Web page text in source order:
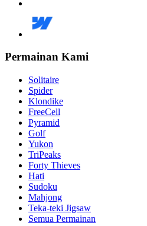
Permainan Kami
Solitaire
Spider
Klondike
FreeCell
Pyramid
Golf
Yukon
TriPeaks
Forty Thieves
Hati
Sudoku
Mahjong
Teka-teki Jigsaw
Semua Permainan